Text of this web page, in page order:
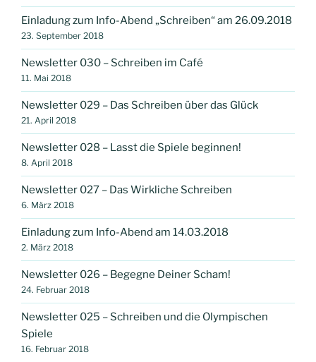
Einladung zum Info-Abend „Schreiben“ am 26.09.2018
23. September 2018
Newsletter 030 – Schreiben im Café
11. Mai 2018
Newsletter 029 – Das Schreiben über das Glück
21. April 2018
Newsletter 028 – Lasst die Spiele beginnen!
8. April 2018
Newsletter 027 – Das Wirkliche Schreiben
6. März 2018
Einladung zum Info-Abend am 14.03.2018
2. März 2018
Newsletter 026 – Begegne Deiner Scham!
24. Februar 2018
Newsletter 025 – Schreiben und die Olympischen
Spiele
16. Februar 2018